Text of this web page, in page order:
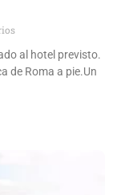
al hotel previsto.
de Roma a pie.Un